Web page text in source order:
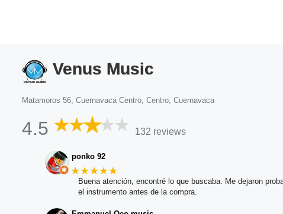
Venus Music
Matamoros 56, Cuernavaca Centro, Centro, Cuernavaca
4.5 132 reviews
ponko 92
★★★★★
Buena atención, encontré lo que buscaba. Me dejaron
el instrumento antes de la compra.